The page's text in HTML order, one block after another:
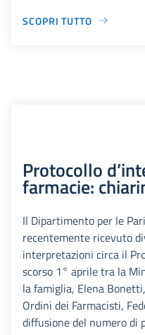
SCOPRI TUTTO
Protocollo
farmacie:
Il Dipartimento per le
recentemente ricevuto
interpretazioni circa il
scorso 1° aprile tra la
la famiglia, Elena
Ordini dei Farmacisti,
diffusione del numero di